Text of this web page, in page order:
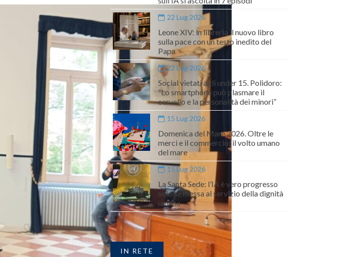
22 Lug 2026
Leone XIV: in libreria il nuovo libro
sulla pace con un testo inedito del
Papa
22 Lug 2026
Social vietati agli under 15. Polidoro:
“Lo smartphone può plasmare il
cervello e la personalità dei minori”
15 Lug 2026
Domenica del Mare 2026. Oltre le
merci e il commercio: il volto umano
del mare
15 Lug 2026
La Santa Sede: l’IA è vero progresso
solo se messa al servizio della dignità
umana
IN RETE